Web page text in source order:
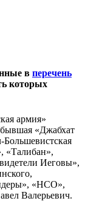
в перечень
которых
армия»
«Джабхат
Иеговы»,
«НСО»,
Валерьевич.